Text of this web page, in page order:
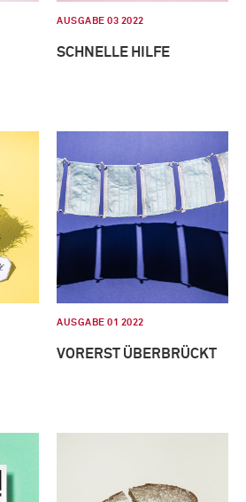
AUSGABE 03 2022
SCHNELLE HILFE
AUSGABE 01 2022
VORERST ÜBERBRÜCKT